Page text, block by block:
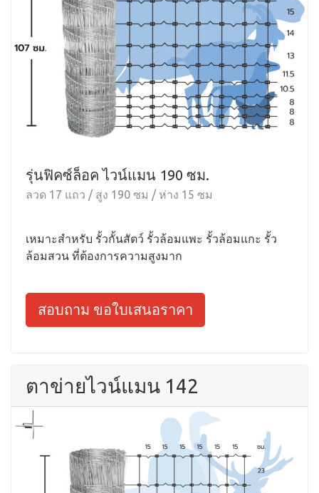
รุ่นฟิคซ์ล็อค ไวน์แมน 190 ซม.
ลวด 17 แถว / สูง 190 ซม / ห่าง 15 ซม
เหมาะสำหรับ รั้วกั้นสัตว์ รั้วล้อมแพะ รั้วล้อมแกะ รั้ว
ล้อมสวน ที่ต้องการความสูงมาก
สอบถาม ขอใบเสนอราคา
ตาข่ายไวน์แมน 142